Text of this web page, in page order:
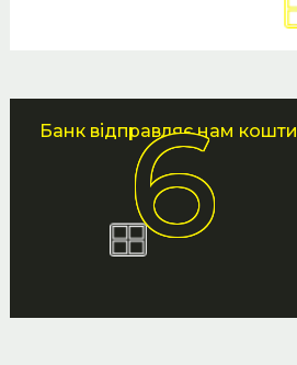
Банк відправляє нам кошти